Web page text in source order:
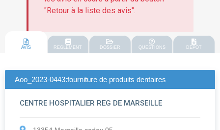
"Retour à la liste des avis".
AVIS REGLEMENT DOSSIER QUESTIONS DEPOT
Aoo_2023-0443:fourniture de produits dentaires
CENTRE HOSPITALIER REG DE MARSEILLE